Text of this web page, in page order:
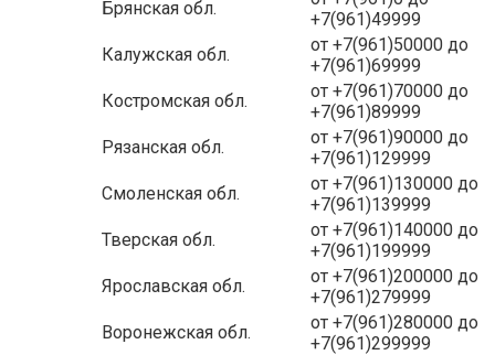
Брянская обл.
+7(961)49999
Калужская обл.
от +7(961)50000 до
+7(961)69999
Костромская обл.
от +7(961)70000 до
+7(961)89999
Рязанская обл.
от +7(961)90000 до
+7(961)129999
Смоленская обл.
от +7(961)130000 до
+7(961)139999
Тверская обл.
от +7(961)140000 до
+7(961)199999
Ярославская обл.
от +7(961)200000 до
+7(961)279999
Воронежская обл.
от +7(961)280000 до
+7(961)299999